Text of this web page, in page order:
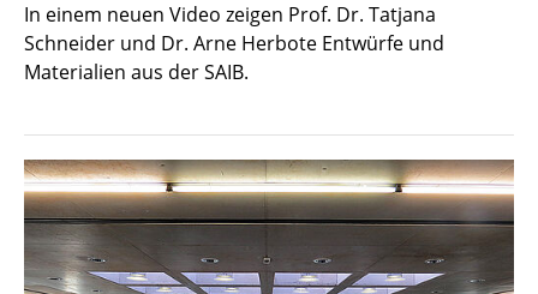
In einem neuen Video zeigen Prof. Dr. Tatjana
Schneider und Dr. Arne Herbote Entwürfe und
Materialien aus der SAIB.